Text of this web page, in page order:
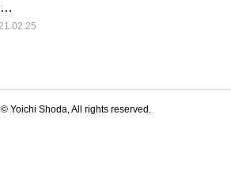
…
Yoichi Shoda, All rights reserved.